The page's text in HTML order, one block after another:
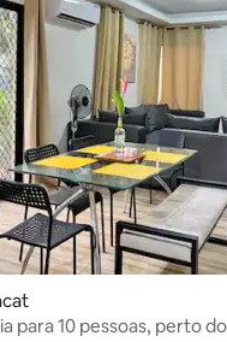
para 10 pessoas, perto